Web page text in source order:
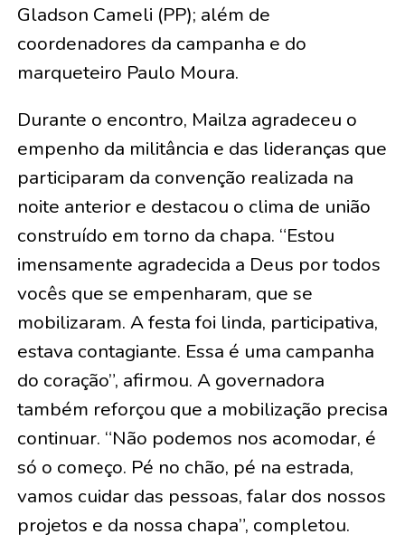
Gladson Cameli (PP); além de
coordenadores da campanha e do
marqueteiro Paulo Moura.
Durante o encontro, Mailza agradeceu o
empenho da militância e das lideranças que
participaram da convenção realizada na
noite anterior e destacou o clima de união
construído em torno da chapa. “Estou
imensamente agradecida a Deus por todos
vocês que se empenharam, que se
mobilizaram. A festa foi linda, participativa,
estava contagiante. Essa é uma campanha
do coração”, afirmou. A governadora
também reforçou que a mobilização precisa
continuar. “Não podemos nos acomodar, é
só o começo. Pé no chão, pé na estrada,
vamos cuidar das pessoas, falar dos nossos
projetos e da nossa chapa”, completou.